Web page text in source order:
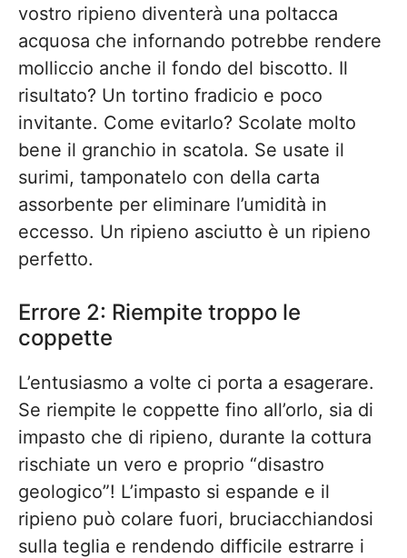
vostro ripieno diventerà una poltacca
acquosa che infornando potrebbe rendere
molliccio anche il fondo del biscotto. Il
risultato? Un tortino fradicio e poco
invitante. Come evitarlo? Scolate molto
bene il granchio in scatola. Se usate il
surimi, tamponatelo con della carta
assorbente per eliminare l’umidità in
eccesso. Un ripieno asciutto è un ripieno
perfetto.
Errore 2: Riempite troppo le
coppette
L’entusiasmo a volte ci porta a esagerare.
Se riempite le coppette fino all’orlo, sia di
impasto che di ripieno, durante la cottura
rischiate un vero e proprio “disastro
geologico”! L’impasto si espande e il
ripieno può colare fuori, bruciacchiandosi
sulla teglia e rendendo difficile estrarre i